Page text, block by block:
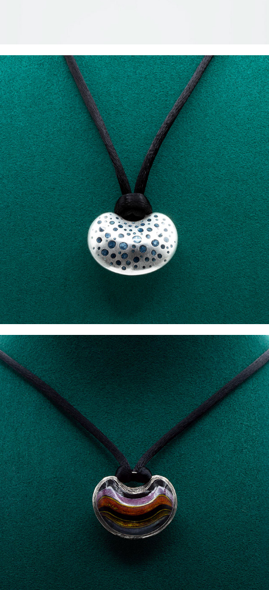
LES PENDELOQUES P004 Collier Mimétisme
Sous-Marin
LES PENDELOQUES P002 Collier Rayures